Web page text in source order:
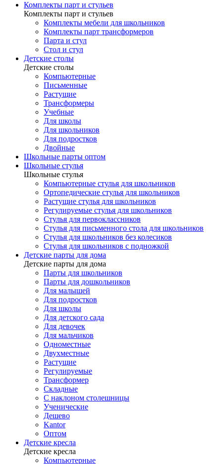
Комплекты парт и стульев
Комплекты парт и стульев
Комплекты мебели для школьников
Комплекты парт трансформеров
Парта и стул
Стол и стул
Детские столы
Детские столы
Компьютерные
Письменные
Растущие
Трансформеры
Учебные
Для школы
Для школьников
Для подростков
Двойные
Школьные парты оптом
Школьные стулья
Школьные стулья
Компьютерные стулья для школьников
Ортопедические стулья для школьников
Растущие стулья для школьников
Регулируемые стулья для школьников
Стулья для первоклассников
Стулья для письменного стола для школьников
Стулья для школьников без колесиков
Стулья для школьников с подножкой
Детские парты для дома
Детские парты для дома
Парты для школьников
Парты для дошкольников
Для малышей
Для подростков
Для школы
Для детского сада
Для девочек
Для мальчиков
Одноместные
Двухместные
Растущие
Регулируемые
Трансформер
Складные
С наклоном столешницы
Ученические
Дешево
Kantor
Оптом
Детские кресла
Детские кресла
Компьютерные